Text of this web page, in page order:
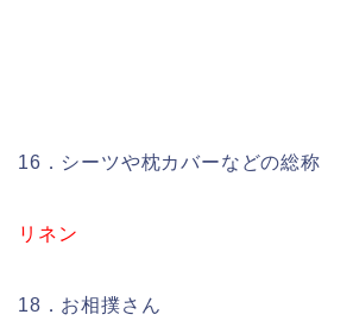
16．シーツや枕カバーなどの総称
リネン
18．お相撲さん